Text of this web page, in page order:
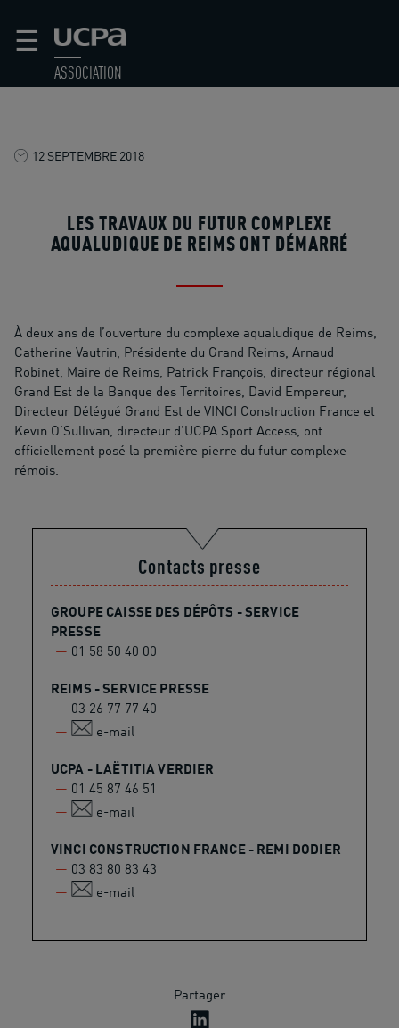
☰
ASSOCIATION
12 SEPTEMBRE 2018
LES TRAVAUX DU FUTUR COMPLEXE
AQUALUDIQUE DE REIMS ONT DÉMARRÉ
À deux ans de l’ouverture du complexe aqualudique de Reims,
Catherine Vautrin, Présidente du Grand Reims, Arnaud
Robinet, Maire de Reims, Patrick François, directeur régional
Grand Est de la Banque des Territoires, David Empereur,
Directeur Délégué Grand Est de VINCI Construction France et
Kevin O’Sullivan, directeur d’UCPA Sport Access, ont
officiellement posé la première pierre du futur complexe
rémois.
Contacts presse
GROUPE CAISSE DES DÉPÔTS - SERVICE
PRESSE
01 58 50 40 00
REIMS - SERVICE PRESSE
03 26 77 77 40
e-mail
UCPA - LAËTITIA VERDIER
01 45 87 46 51
e-mail
VINCI CONSTRUCTION FRANCE - REMI DODIER
03 83 80 83 43
e-mail
Partager